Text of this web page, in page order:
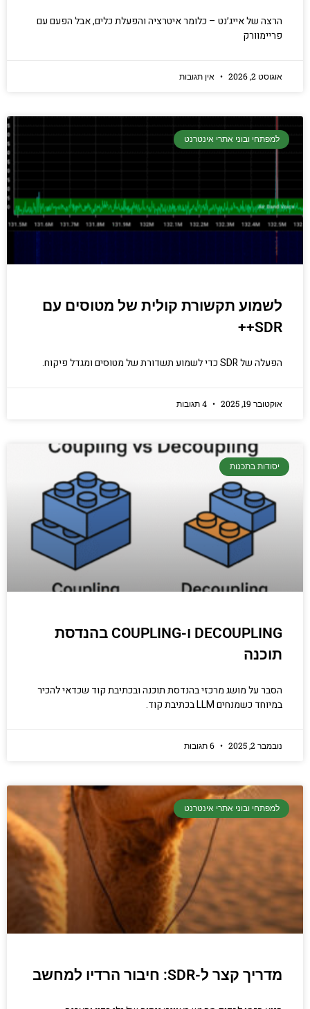
הרצה של אייג׳נט – כלומר איטרציה והפעלת כלים, אבל הפעם עם
פריימוורק
אוגוסט 2, 2026 אין תגובות
למפתחי ובוני אתרי אינטרנט
לשמוע תקשורת קולית של מטוסים עם
SDR++
הפעלה של SDR כדי לשמוע תשדורת של מטוסים ומגדל פיקוח.
אוקטובר 19, 2025
יסודות בתכנות
DECOUPLING ו-COUPLING בהנדסת
תוכנה
הסבר על מושג מרכזי בהנדסת תוכנה ובכתיבת קוד שכדאי להכיר
במיוחד כשמנחים LLM בכתיבת קוד.
נובמבר 2, 2025
למפתחי ובוני אתרי אינטרנט
מדריך קצר ל-SDR: חיבור הרדיו למחשב